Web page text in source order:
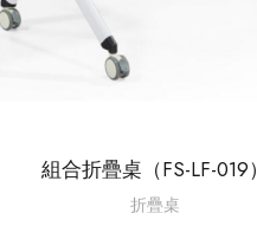
組合折疊桌（FS-LF-019）
折疊桌